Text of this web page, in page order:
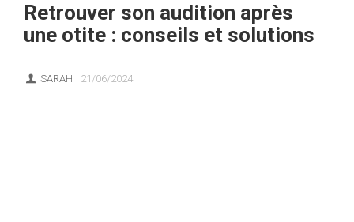
Retrouver son audition après
une otite : conseils et solutions
SARAH 21/06/2024